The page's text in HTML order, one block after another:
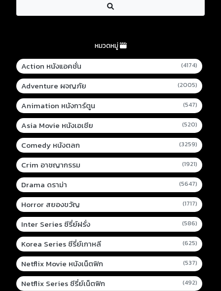
หมวดหมู่
Action หนังแอคชั่น (4174)
Adventure ผจญภัย (2005)
Animation หนังการ์ตูน (547)
Asia Movie หนังเอเชีย (520)
Comedy หนังตลก (3259)
Crim อาชญากรรม (1921)
Drama ดราม่า (5647)
Horror สยองขวัญ (1717)
Inter Series ซีรี่ย์ฝรั่ง (586)
Korea Series ซีรี่ย์เกาหลี (625)
Netflix Movie หนังเน็ตฟิก (537)
Netflix Series ซีรี่ย์เน็ตฟิก (492)